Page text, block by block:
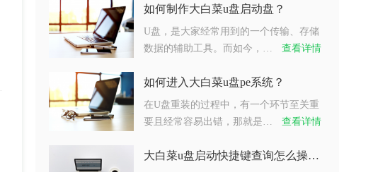
如何制作大白菜u盘启动盘？
U盘，是大家经常用到的一个传输、存储
数据的辅助工具。而如今，…
查看详情
如何进入大白菜u盘pe系统？
在U盘重装的过程中，有一个环节至关重
要且经常容易出错，那就是…
查看详情
大白菜u盘启动快捷键查询怎么操作？